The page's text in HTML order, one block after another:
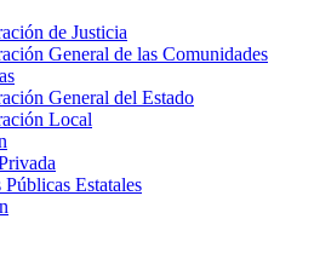
de Justicia
General de las Comunidades
General del Estado
Local
Públicas Estatales